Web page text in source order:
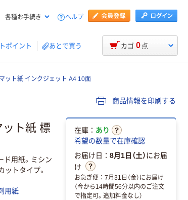
各種お手続き ヘルプ
ポイント あとで買う カゴ 0 点
ット紙 インクジェット A4 10面
商品情報を印刷する
ット紙 標
ド用紙。ミシン
トタイプ。
用紙
在庫： あり
希望の数量で在庫確認
お届け日： 8月1日（土）にお届
け
お急ぎ便：7月31日（金）にお届け
（今から14時間56分以内のご注文
で指定可。追加料金なし）